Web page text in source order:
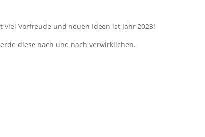
Vorfreude und neuen Ideen ist Jahr 2023!
diese nach und nach verwirklichen.